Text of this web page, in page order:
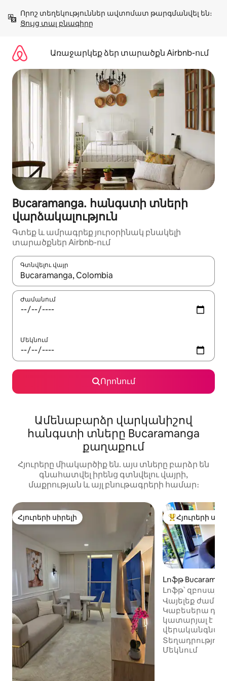
բովանդակությանը
Ցույց տալ բնագիրը
Առաջարկեք ձեր տարածքն Airbnb-ում
Bucaramanga․ հանգստի տների
վարձակալություն
Գտեք և ամրագրեք յուրօրինակ բնակելի
տարածքներ Airbnb-ում
Գտնվելու վայր
Երբ արդյունքները հասանելի լինեն, սլաքների
Ժամանում
Մեկնում
Որոնում
Ամենաբարձր վարկանիշով
հանգստի տները Bucaramanga
քաղաքում
Հյուրերը միակարծիք են. այս տները բարձր են
գնահատվել իրենց գտնվելու վայրի,
մաքրության և այլ բնութագրերի համար։
Հյուրերի սիրելի
Հյուրերի սիրելի Հյուրերի
Հյուրերի
Լոֆթ
Լոֆթ՝
օդորակիչ -
մահճասյունակ
Վայելեք
Կաբեսերա դել
կատարյալ է
իդեալական է
183 սմ
Տեղադրություն
Մեկնում